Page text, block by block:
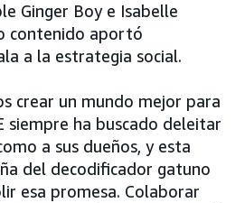
Ginger Boy e Isabelle
contenido aportó
a la estrategia social.
crear un mundo mejor para
siempre ha buscado deleitar
a sus dueños, y esta
del decodificador gatuno
esa promesa. Colaborar